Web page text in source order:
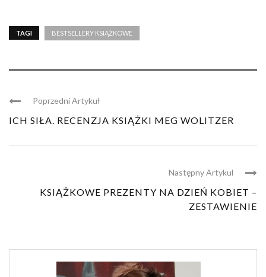
TAGI BESTSELLERY KSIĄŻKOWE
Poprzedni Artykuł
ICH SIŁA. RECENZJA KSIĄŻKI MEG WOLITZER
Następny Artykul
KSIĄŻKOWE PREZENTY NA DZIEŃ KOBIET –
ZESTAWIENIE